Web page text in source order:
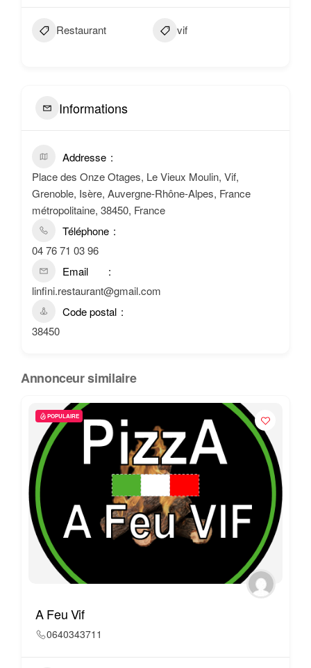
Restaurant vif
Informations
Addresse
Place des Onze Otages, Le Vieux Moulin, Vif,
Grenoble, Isère, Auvergne-Rhône-Alpes, France
métropolitaine, 38450, France
Téléphone
04 76 71 03 96
Email
linfini.restaurant@gmail.com
Code postal
38450
Annonceur similaire
POPULAIRE
A Feu Vif
0640343711